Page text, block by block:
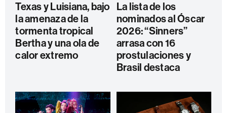
Texas y Luisiana, bajo
la amenaza de la
tormenta tropical
Bertha y una ola de
calor extremo
La lista de los
nominados al Óscar
2026: “Sinners”
arrasa con 16
prostulaciones y
Brasil destaca